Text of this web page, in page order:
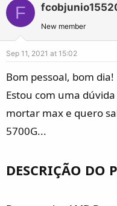
r
d
t
a
r
t
a
t
e
F
New member
Sep 11, 2021 at 15:02
Bom pessoal, bom dia!
Estou com uma
mortar max e quero
5700G...
DESCRIÇÃO DO